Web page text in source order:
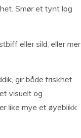
Smør et tynt lag
eller sild, eller mer
gir både friskhet
visuelt og
like mye et øyeblikk